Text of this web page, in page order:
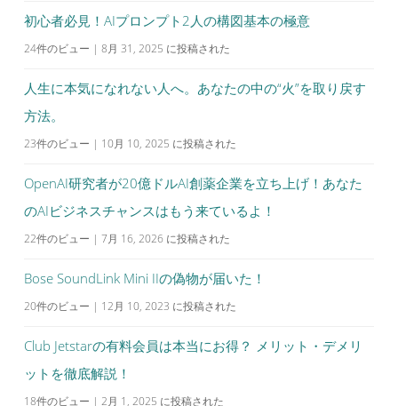
初心者必見！AIプロンプト2人の構図基本の極意
24件のビュー | 8月 31, 2025 に投稿された
人生に本気になれない人へ。あなたの中の“火”を取り戻す
方法。
23件のビュー | 10月 10, 2025 に投稿された
OpenAI研究者が20億ドルAI創薬企業を立ち上げ！あなた
のAIビジネスチャンスはもう来ているよ！
22件のビュー | 7月 16, 2026 に投稿された
Bose SoundLink Mini IIの偽物が届いた！
20件のビュー | 12月 10, 2023 に投稿された
Club Jetstarの有料会員は本当にお得？ メリット・デメリ
ットを徹底解説！
18件のビュー | 2月 1, 2025 に投稿された